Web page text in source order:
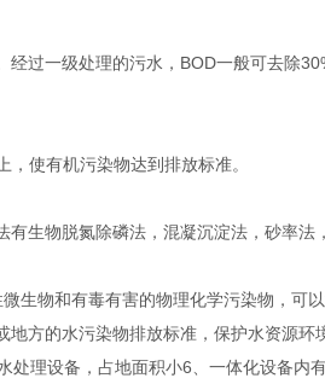
过一级处理的污水，BOD一般可去除
使有机污染物达到排放标准。
生物脱氮除磷法，混凝沉淀法，砂率法
生物和有毒有害的物理化学污染物，可
方的水污染物排放标准，保护水资源环
理设备，占地面积小6、一体化设备内